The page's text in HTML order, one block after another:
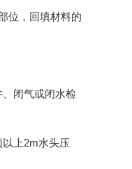
位，回填材料的
闭气或闭水检
上2m水头压